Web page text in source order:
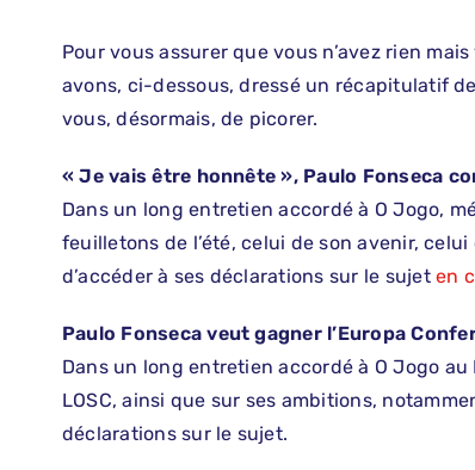
Pour vous assurer que vous n’avez rien
avons, ci-dessous, dressé un récapitulatif
vous, désormais, de picorer.
« Je vais être honnête », Paulo Fonseca
Dans un long entretien accordé à O Jogo,
feuilletons de l’été, celui de son avenir,
d’accéder à ses déclarations sur le sujeten
Paulo Fonseca veut gagner l’Europa
Dans un long entretien accordé à O Jogo
LOSC, ainsi que sur ses ambitions,
déclarations sur le sujet.